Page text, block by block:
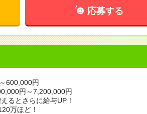
応募する
600,000円
円～7,200,000円
るとさらに給与UP！
万ほど！